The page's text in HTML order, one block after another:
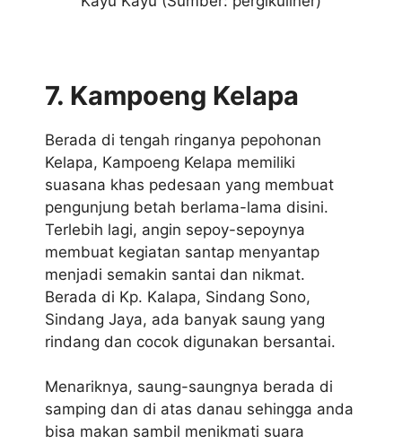
7. Kampoeng Kelapa
Berada di tengah ringanya pepohonan
Kelapa, Kampoeng Kelapa memiliki
suasana khas pedesaan yang membuat
pengunjung betah berlama-lama disini.
Terlebih lagi, angin sepoy-sepoynya
membuat kegiatan santap menyantap
menjadi semakin santai dan nikmat.
Berada di Kp. Kalapa, Sindang Sono,
Sindang Jaya, ada banyak saung yang
rindang dan cocok digunakan bersantai.
Menariknya, saung-saungnya berada di
samping dan di atas danau sehingga anda
bisa makan sambil menikmati suara